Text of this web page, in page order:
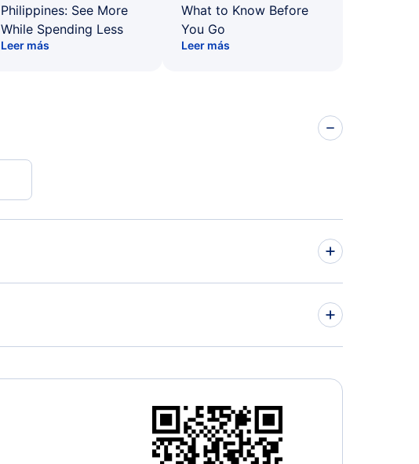
Philippines: See More
While Spending Less
Leer más
What to Know Before
You Go
Leer más